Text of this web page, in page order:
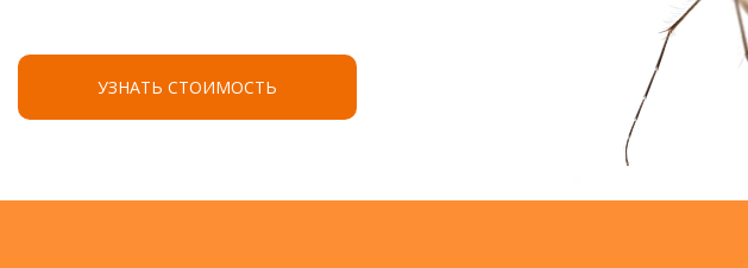
УЗНАТЬ СТОИМОСТЬ